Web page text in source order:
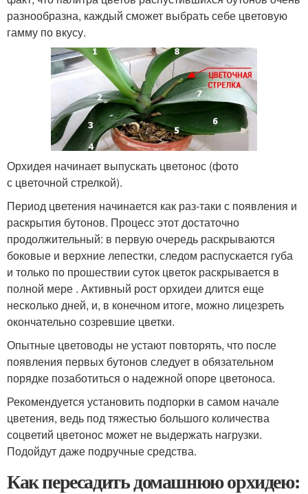
разнообразна, каждый сможет выбрать себе цветовую
гамму по вкусу.
Орхидея начинает выпускать цветонос (фото
с цветочной стрелкой).
Период цветения начинается как раз-таки с появления и
раскрытия бутонов. Процесс этот достаточно
продолжительный: в первую очередь раскрываются
боковые и верхние лепестки, следом распускается губа
и только по прошествии суток цветок раскрывается в
полной мере . Активный рост орхидеи длится еще
несколько дней, и, в конечном итоге, можно лицезреть
окончательно созревшие цветки.
Опытные цветоводы не устают повторять, что после
появления первых бутонов следует в обязательном
порядке позаботиться о надежной опоре цветоноса.
Рекомендуется установить подпорки в самом начале
цветения, ведь под тяжестью большого количества
соцветий цветонос может не выдержать нагрузки.
Подойдут даже подручные средства.
Как пересадить домашнюю орхидею: